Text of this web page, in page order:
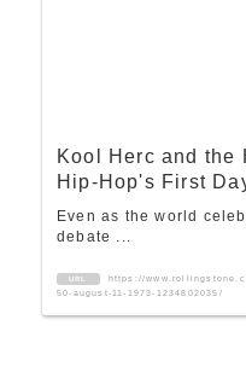
Kool Herc and the
Hip-Hop's First
Even as the world
debate ...
URL
https://
50-august-11-1973-1234802035/